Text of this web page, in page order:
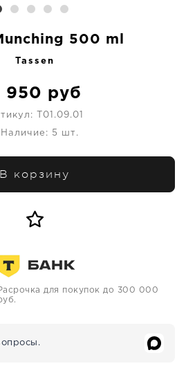
500 ml
Tassen
950 руб
T01.09.01
Наличие: 5 шт.
В корзину
для покупок до 300 000